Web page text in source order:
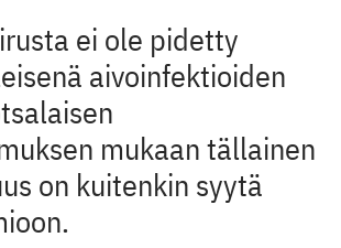
ei ole pidetty
aivoinfektioiden
mukaan tällainen
on kuitenkin syytä